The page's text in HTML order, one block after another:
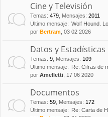
Cine y Televisión
Temas: 479 Mensajes: 2011
Último mensaje: Wolf Hound.
por Bertram , 03 02 2026
Datos y Estadísticas
Temas: 9 Mensajes: 109
Último mensaje:
Re: Cifras de
por Amelletti , 17 06 2020
Documentos
Temas: 59 Mensajes: 172
Último mensaje:
Re: Carta de